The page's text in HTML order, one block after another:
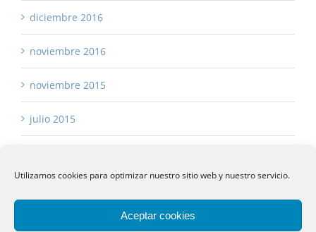
Utilizamos cookies para optimizar nuestro sitio web y nuestro servicio.
Aceptar cookies
diciembre 2016
noviembre 2016
noviembre 2015
julio 2015
Copyright 2017 -2026 Asturias Asesores